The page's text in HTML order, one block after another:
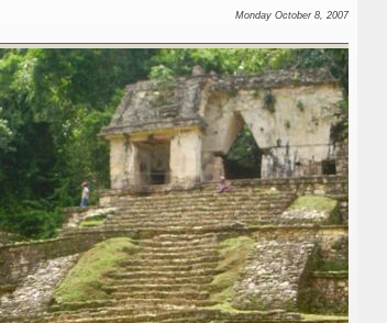
Monday October 8, 2007